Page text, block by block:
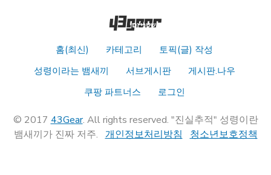
홈(최신) 카테고리
토픽(글) 작성
성령이라는 뱀새끼
서브게시판
게시판.나우
쿠팡 파트너스
로그인
© 2017 43Gear. All rights reserved. "진실추적" 성령이란
뱀새끼가 진짜 저주. 개인정보처리방침 청소년보호정책